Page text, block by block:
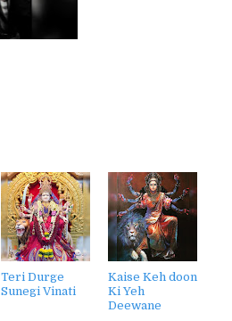
Teri Durge
Sunegi Vinati
Kaise Keh doon
Ki Yeh
Deewane